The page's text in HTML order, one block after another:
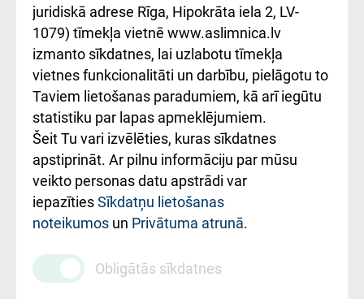
kārtība
Kā pie mums nokļūt
Rēķinu apmaksas
ceļvedis
Rekvizīti un
ārstniecības
iestādes kods
010000234
Maksas
pakalpojumu
Україною
juridiskā adrese Rīga, Hipokrāta iela 2, LV-
1079) tīmekļa vietnē www.aslimnica.lv
izmanto sīkdatnes, lai uzlabotu tīmekļa
vietnes funkcionalitāti un darbību, pielāgotu to
Taviem lietošanas paradumiem, kā arī iegūtu
statistiku par lapas apmeklējumiem.
Šeit Tu vari izvēlēties, kuras sīkdatnes
apstiprināt. Ar pilnu informāciju par mūsu
veikto personas datu apstrādi var
iepazītiesSīkdatņu lietošanas
noteikumos un Privātuma atrunā.
Obligātās sīkdatnes